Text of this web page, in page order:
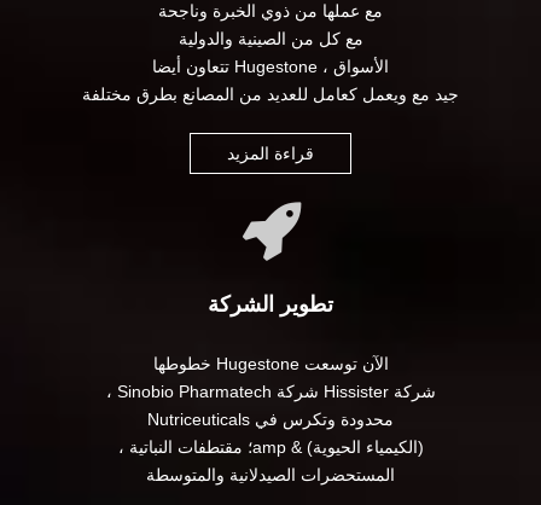
مع عملها من ذوي الخبرة وناجحة
مع كل من الصينية والدولية
الأسواق ، Hugestone تتعاون أيضا
جيد مع ويعمل كعامل للعديد من المصانع بطرق مختلفة
قراءة المزيد
تطوير الشركة
الآن توسعت Hugestone خطوطها
شركة Hissister شركة Sinobio Pharmatech ،
محدودة وتكرس في Nutriceuticals
(الكيمياء الحيوية) & amp؛ مقتطفات النباتية ،
المستحضرات الصيدلانية والمتوسطة